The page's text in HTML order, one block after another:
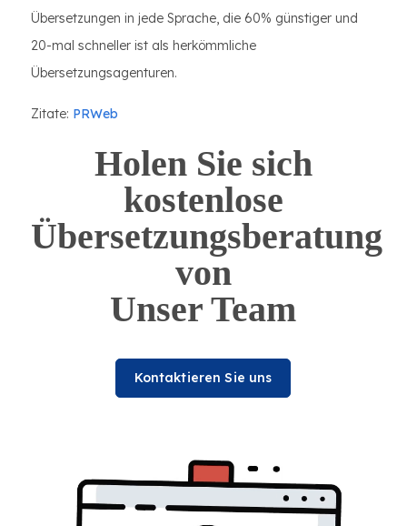
Übersetzungen in jede Sprache, die 60% günstiger und
20-mal schneller ist als herkömmliche
Übersetzungsagenturen.
Zitate: PRWeb
Holen Sie sich
kostenlose
Übersetzungsberatung
von
Unser Team
Kontaktieren Sie uns